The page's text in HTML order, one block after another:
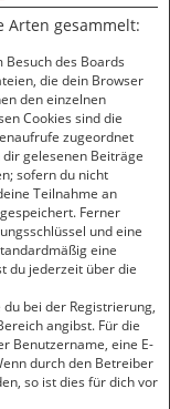
Arten gesammelt:
des Boards
die dein Browser
den einzelnen
Cookies sind die
zugeordnet
gelesenen Beiträge
sofern du nicht
Teilnahme an
Ferner
und eine
eine
du jederzeit über die
bei der Registrierung,
angibst. Für die
Benutzername, eine E-
durch den Betreiber
so ist dies für dich vor